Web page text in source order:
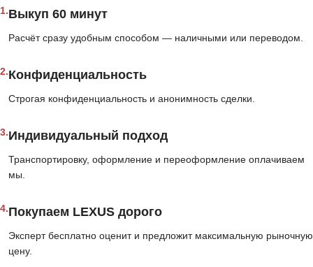
1.Выкуп 60 минут
Расчёт сразу удобным способом — наличными или переводом.
2.Конфиденциальность
Строгая конфиденциальность и анонимность сделки.
3.Индивидуальный подход
Транспортировку, оформление и переоформление оплачиваем
мы.
4.Покупаем LEXUS дорого
Эксперт бесплатно оценит и предложит максимальную рыночную
цену.